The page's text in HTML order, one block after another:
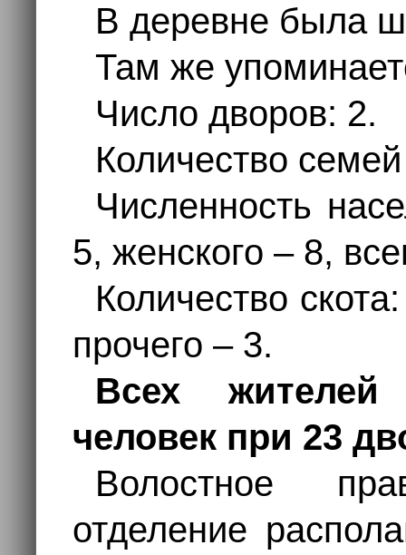
В деревне была
Там же
Число дворов: 2.
Количество
Численность
5, женского – 8,
Количество
прочего – 3.
Всех жителей
человек при 23
Волостное
отделение